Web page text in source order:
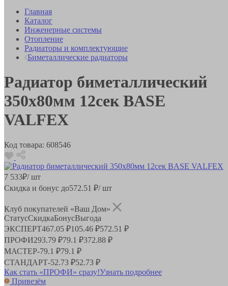
Главная
Каталог
Инженерные системы
Отопление
Радиаторы и комплектующие
Биметаллические радиаторы
Радиатор биметаллический
350х80мм 12сек BASE
VALFEX
Код товара: 608546
7 533₽/ шт
Скидка и бонус до572.51 ₽/ шт
Клуб покупателей «Ваш Дом»
СтатусСкидкаБонусВыгода
ЭКСПЕРТ467.05 ₽105.46 ₽572.51 ₽
ПРОФИ293.79 ₽79.1 ₽372.88 ₽
МАСТЕР-79.1 ₽79.1 ₽
СТАНДАРТ-52.73 ₽52.73 ₽
Как стать «ПРОФИ» сразу!Узнать подробнее
Привезём